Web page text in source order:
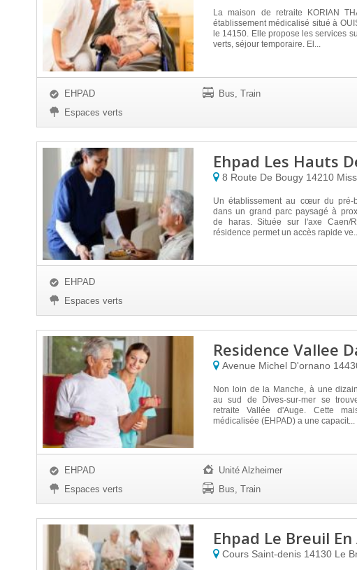
La maison de retraite KORIAN
établissement médicalisé situé à
le 14150. Elle propose les services
verts, séjour temporaire. El...
EHPAD
Espaces verts
Bus, Train
Ehpad Les Hauts
8 Route De Bougy 14210
Un établissement au cœur du pré-
dans un grand parc paysagé à
de haras. Située sur l'axe Caen/
résidence permet un accès rapide
EHPAD
Espaces verts
Residence Vallee
Avenue Michel D'ornano
Non loin de la Manche, à une
au sud de Dives-sur-mer se
retraite Vallée d'Auge. Cette
médicalisée (EHPAD) a une capacit...
EHPAD
Espaces verts
Unité Alzheimer
Bus, Train
Ehpad Le Breuil En
Cours Saint-denis 14130 Le